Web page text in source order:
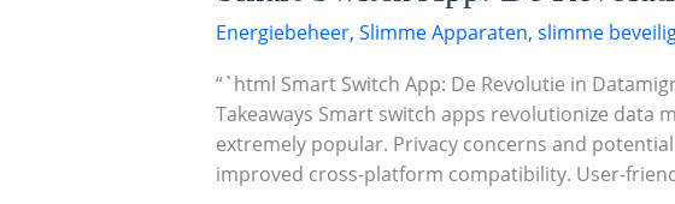
Energiebeheer, Slimme Apparaten, slimme
“`html Smart Switch App: De Revolutie in
Takeaways Smart switch apps revolutionize
extremely popular. Privacy concerns and
improved cross-platform compatibility. User-
Switch
App:
Revolutie
in
Datamigratie
bij